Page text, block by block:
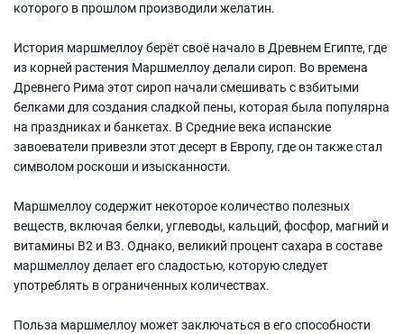
которого в прошлом производили желатин.
История маршмеллоу берёт своё начало в Древнем Египте, где
из корней растения Маршмеллоу делали сироп. Во времена
Древнего Рима этот сироп начали смешивать с взбитыми
белками для создания сладкой пены, которая была популярна
на праздниках и банкетах. В Средние века испанские
завоеватели привезли этот десерт в Европу, где он также стал
символом роскоши и изысканности.
Маршмеллоу содержит некоторое количество полезных
веществ, включая белки, углеводы, кальций, фосфор, магний и
витамины B2 и B3. Однако, великий процент сахара в составе
маршмеллоу делает его сладостью, которую следует
употреблять в ограниченных количествах.
Польза маршмеллоу может заключаться в его способности